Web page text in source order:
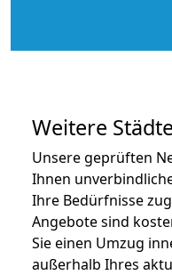
Weitere
Unsere geprüften
Ihnen
Ihre Bedürfnisse
Angebote sind
Sie einen Umzug
außerhalb Ihres